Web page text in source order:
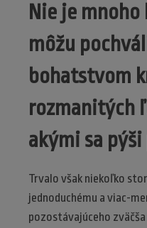
Nie je
môžu
bohatstvom
rozmanitých
akými sa
Trvalo však niekoľko
jednoduchému a viac-
pozostávajúceho